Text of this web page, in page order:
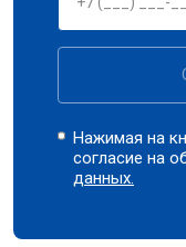
Нажимая на
согласие на
данных.